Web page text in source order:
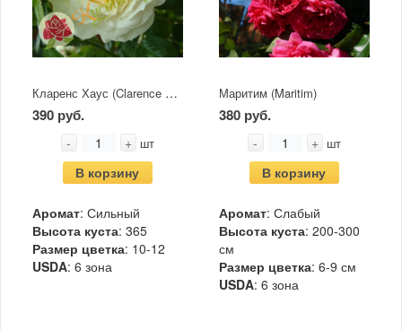
Кларенс Хаус (Clarence House)
390 руб.
- + шт
В корзину
Аромат: Сильный
Высота куста: 365
Размер цветка: 10-12
USDA: 6 зона
Маритим (Maritim)
380 руб.
- + шт
В корзину
Аромат: Слабый
Высота куста: 200-300
см
Размер цветка: 6-9 см
USDA: 6 зона